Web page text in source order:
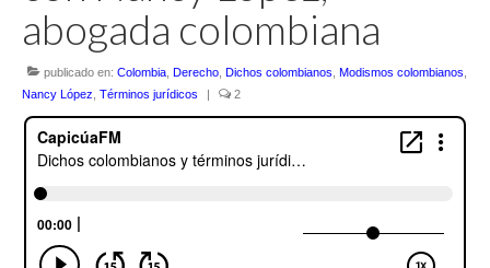
Boletines
Contacto (vía TecnoTur)
Graba tu mensaje hablado
Escuchalibros.com
Glosariocastellano.com
abogada colombiana
publicado en: Colombia Derecho Dichos colombianos Modismos colombianos
Nancy López Términos jurídicos | 2